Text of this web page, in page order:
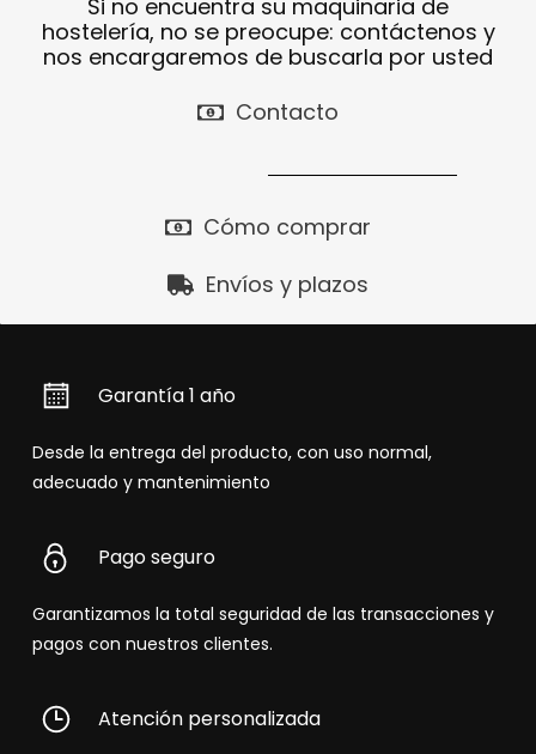
Si no encuentra su maquinaria de
hostelería, no se preocupe: contáctenos y
nos encargaremos de buscarla por usted
Contacto
Cómo comprar
Envíos y plazos
Garantía 1 año
Desde la entrega del producto, con uso normal,
adecuado y mantenimiento
Pago seguro
Garantizamos la total seguridad de las transacciones y
pagos con nuestros clientes.
Atención personalizada